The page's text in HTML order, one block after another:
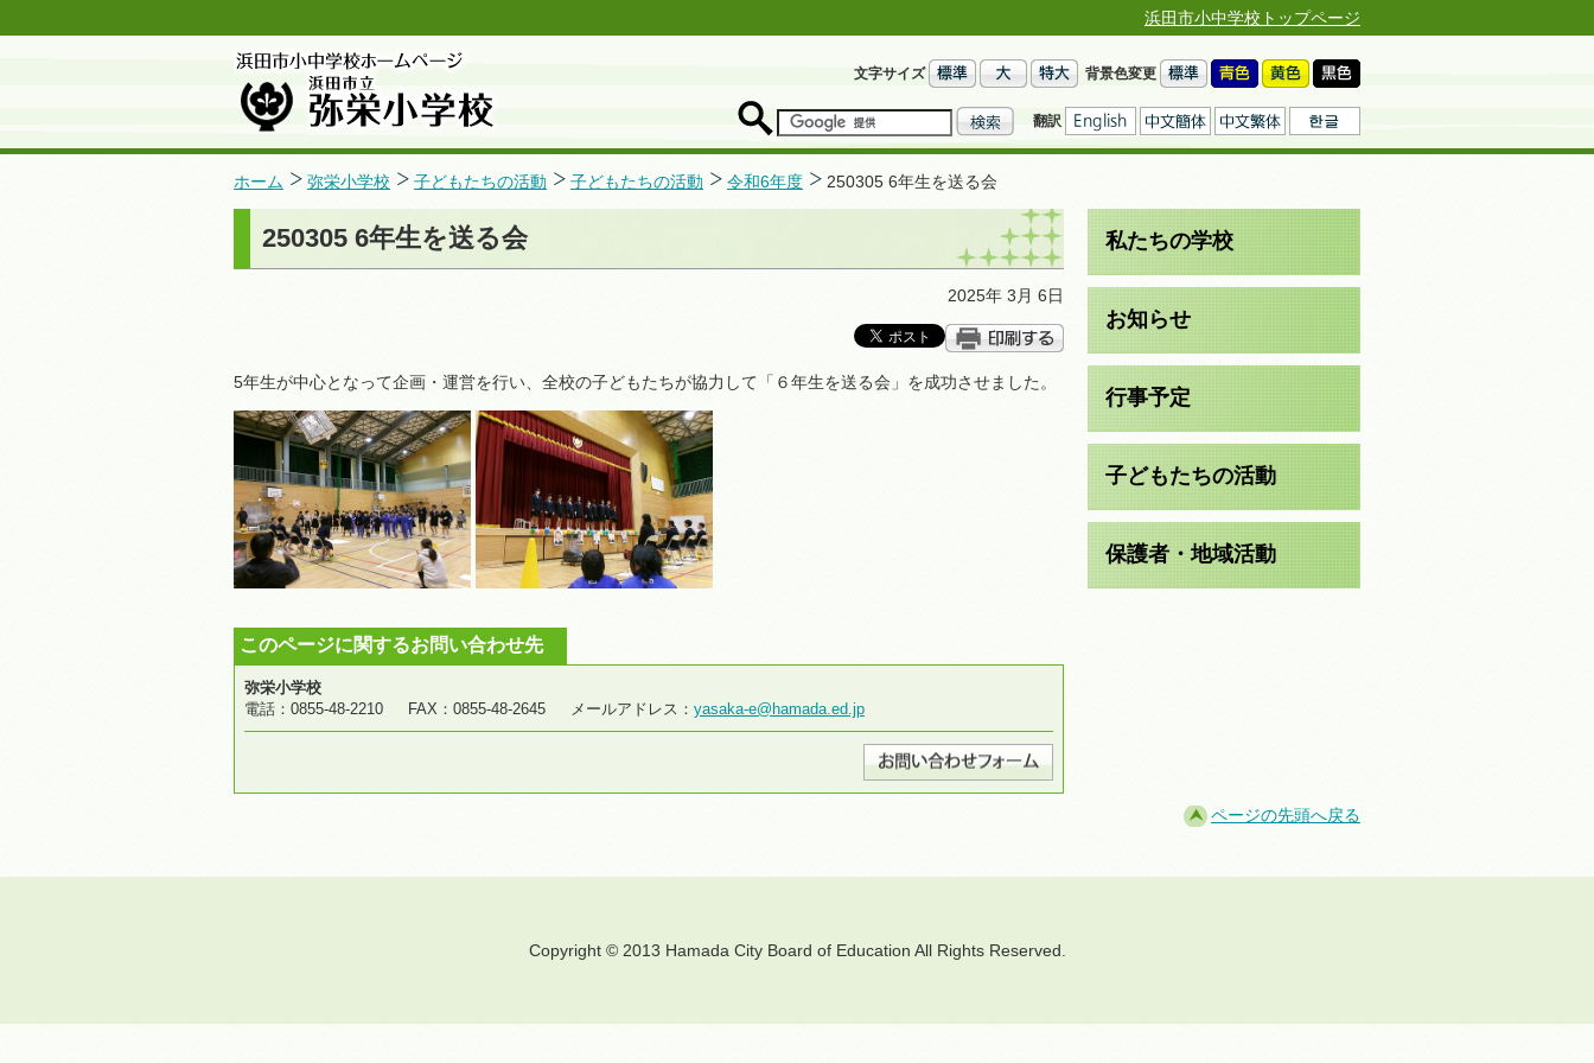
浜田市小中学校トップページ
文字サイズ 背景色変更
翻訳
ホーム 弥栄小学校 子どもたちの活動 子どもたちの活動 令和6年度 250305 6年生を送る会
250305 6年生を送る会
2025年 3月 6日
5年生が中心となって企画・運営を行い、全校の子どもたちが協力して「６年生を送る会」を成功させました。
このページに関するお問い合わせ先
弥栄小学校
電話：0855-48-2210 FAX：0855-48-2645 メールアドレス： yasaka-e@hamada.ed.jp
私たちの学校
お知らせ
行事予定
子どもたちの活動
保護者・地域活動
ページの先頭へ戻る
Copyright © 2013 Hamada City Board of Education All Rights Reserved.